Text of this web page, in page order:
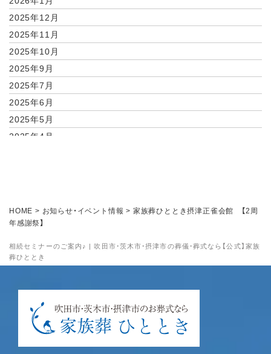
相続セミナーのご案内♪ | 吹田市・茨木市・摂津市の葬儀・葬式なら【公式】家族
葬ひととき
2025年12月
2025年11月
2025年10月
2025年9月
2025年7月
2025年6月
2025年5月
2025年4月
2024年9月
2024年7月
2024年5月
2024年4月
2024年3月
HOME > お知らせ・イベント情報 > 家族葬ひととき摂津正雀会館 【2周
年感謝祭】